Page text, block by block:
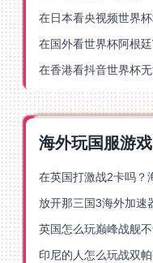
海外玩国服游戏